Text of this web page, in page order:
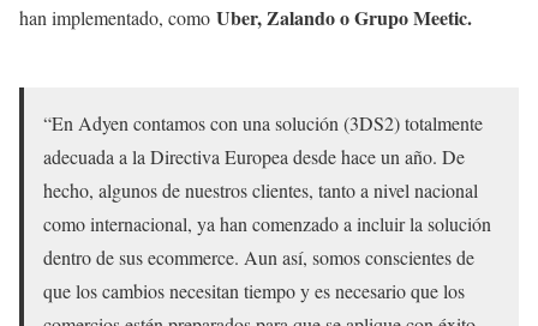
han implementado, como Uber, Zalando o Grupo Meetic.
“En Adyen contamos con una solución (3DS2) totalmente
adecuada a la Directiva Europea desde hace un año. De
hecho, algunos de nuestros clientes, tanto a nivel nacional
como internacional, ya han comenzado a incluir la solución
dentro de sus ecommerce. Aun así, somos conscientes de
que los cambios necesitan tiempo y es necesario que los